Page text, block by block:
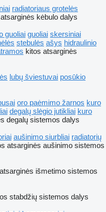
radiatoriaus grotelės
kėbulo dalys
guoliai guoliai skersiniai
stebulės ašys hidraulinio
kitos atsarginės
lubų šviestuvai posūkio
oro paėmimo žarnos kuro
degalų slėgio jutikliai kuro
degalų sistemos dalys
aušinimo siurbliai radiatorių
atsarginės aušinimo sistemos
išmetimo sistemos
stabdžių sistemos dalys